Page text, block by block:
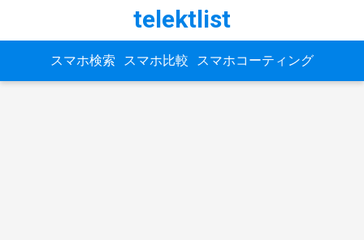
telektlist
スマホ検索 スマホ比較 スマホコーティング